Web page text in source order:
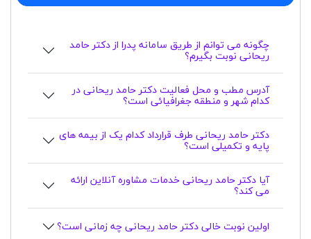
چگونه می توانم از طریق سامانه پدرا از دکتر حامد
ریحانی نوبت بگیرم؟
آدرس مطب و محل فعالیت دکتر حامد ریحانی در
کدام شهر و منطقه جغرافیائی است؟
دکتر حامد ریحانی طرف قرارداد کدام یک از بیمه های
پایه و تکمیلی است؟
آیا دکتر حامد ریحانی خدمات مشاوره آنلاین ارائه
می کند؟
اولین نوبت خالی دکتر حامد ریحانی چه زمانی است؟